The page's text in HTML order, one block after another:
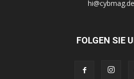
hi@cybmag.de
FOLGEN SIE